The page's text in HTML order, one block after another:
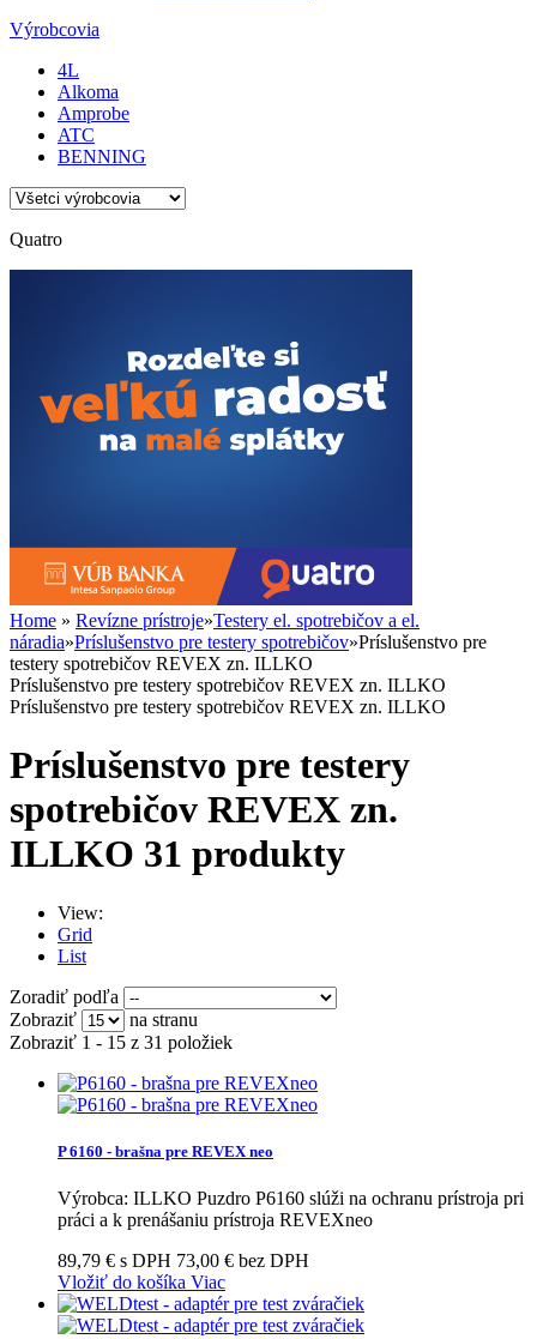
Výrobcovia
4L
Alkoma
Amprobe
ATC
BENNING
Quatro
Home » Revízne prístroje»Testery el. spotrebičov a el.
náradia»Príslušenstvo pre testery spotrebičov»Príslušenstvo pre
testery spotrebičov REVEX zn. ILLKO
Príslušenstvo pre testery spotrebičov REVEX zn. ILLKO
Príslušenstvo pre testery spotrebičov REVEX zn. ILLKO
Príslušenstvo pre testery
spotrebičov REVEX zn.
ILLKO 31 produkty
View:
Grid
List
Zoradiť podľa
Zobraziť
na stranu
Zobraziť 1 - 15 z 31 položiek
P 6160 - brašna pre REVEX neo
Výrobca: ILLKO Puzdro P6160 slúži na ochranu prístroja pri
práci a k prenášaniu prístroja REVEXneo
89,79 € s DPH 73,00 € bez DPH
Vložiť do košíka Viac